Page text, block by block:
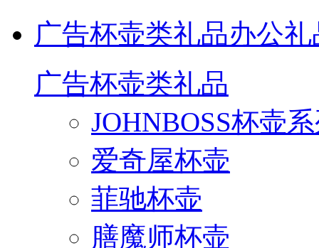
广告杯壶类礼品办公礼
广告杯壶类礼品
JOHNBOSS杯壶
爱奇屋杯壶
菲驰杯壶
膳魔师杯壶